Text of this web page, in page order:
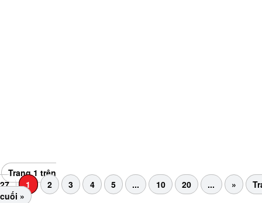
Trang 1 trên
27
1 2 3 4 5 ... 10 20 ... »
cuối »